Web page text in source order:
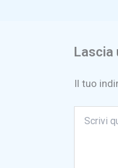
Lascia
Il tuo
qui..